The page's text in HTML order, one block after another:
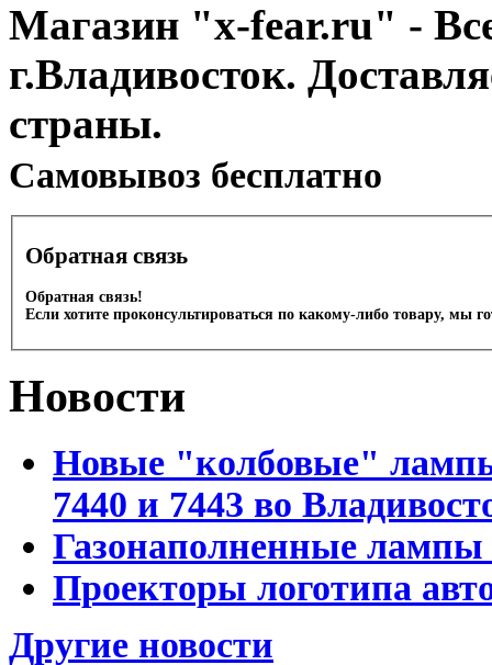
Магазин "x-fear.ru" -
г.Владивосток.
страны.
Cамовывоз бесплатно
Обратная связь
Обратная связь!
Если хотите проконсультироваться по какому-либо товару, мы
Новости
Новые "колбовые"
7440 и 7443 во
Газонаполненные лампы
Проекторы логотипа
Другие новости